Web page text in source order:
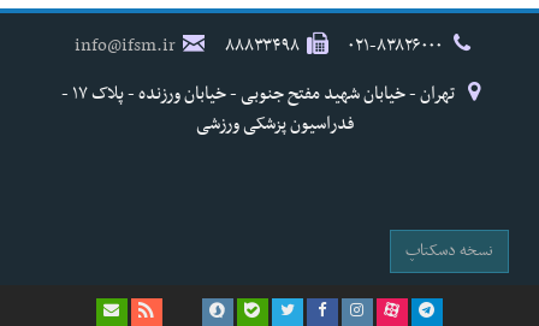
۸۸۸۳۳۴۹۸
info@ifsm.ir
تهران - خیابان شهید مفتح جنوبی - خیابان ورزنده - پلاک ۱۷ -
فدراسیون پزشکی ورزشی
نسخه دسکتاپ